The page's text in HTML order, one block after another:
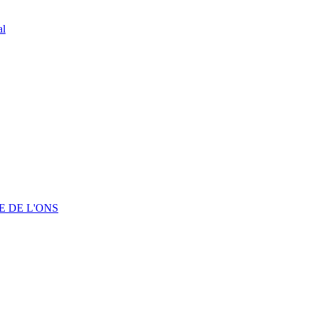
DE L'ONS